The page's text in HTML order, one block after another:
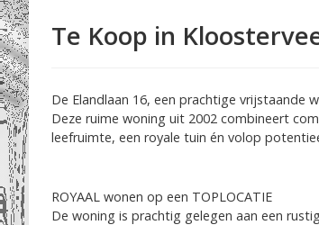
Te Koop in
De Elandlaan 16, een prachtige vrijstaande
Deze ruime woning uit 2002 combineert
leefruimte, een royale tuin én volop
ROYAAL wonen op een TOPLOCATIE
De woning is prachtig gelegen aan een